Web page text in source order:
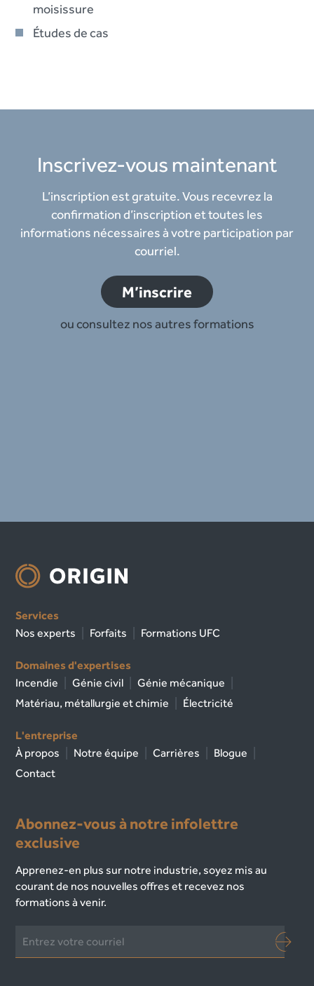
moisissure
Études de cas
Inscrivez-vous maintenant
L’inscription est gratuite. Vous recevrez la
confirmation d’inscription et toutes les
informations nécessaires à votre participation par
courriel.
M’inscrire
ou consultez nos autres formations
Services
Nos experts
Forfaits Formations UFC
Domaines d'expertises
Incendie
Génie civil
Génie mécanique
Matériau, métallurgie et chimie
Électricité
L'entreprise
À propos
Notre équipe Carrières
Blogue
Contact
Abonnez-vous à notre infolettre
exclusive
Apprenez-en plus sur notre industrie, soyez mis au
courant de nos nouvelles offres et recevez nos
formations à venir.